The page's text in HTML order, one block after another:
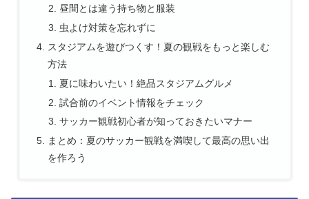
昼間とは違う持ち物と服装
虫よけ対策を忘れずに
スタジアムを遊びつくす！夏の観戦をもっと楽しむ
方法
夏に味わいたい！絶品スタジアムグルメ
試合前のイベント情報をチェック
サッカー観戦初心者が知っておきたいマナー
まとめ：夏のサッカー観戦を満喫して最高の思い出
を作ろう